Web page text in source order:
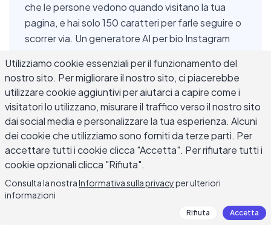
che le persone vedono quando visitano la tua
pagina, e hai solo 150 caratteri per farle seguire o
scorrer via. Un generatore AI per bio Instagram
critica. Invece di fissare una casella di testo vuota,
descrivi te stesso o il tuo marchio e l'IA redige più
opzioni di bio in pochi secondi. Che tu gestisca
una piccola attività, crei contenuti o sviluppi un
marchio personale, la bio giusta converte i
visitatori del profilo in follower fedeli. Questa
guida spiega esattamente come usare l'IA per
scrivere una bio del profilo che funziona davvero.
Utilizziamo cookie essenziali per il funzionamento del
nostro sito. Per migliorare il nostro sito, ci piacerebbe
utilizzare cookie aggiuntivi per aiutarci a capire come i
visitatori lo utilizzano, misurare il traffico verso il nostro sito
dai social media e personalizzare la tua esperienza. Alcuni
dei cookie che utilizziamo sono forniti da terze parti. Per
accettare tutti i cookie clicca "Accetta". Per rifiutare tutti i
cookie opzionali clicca "Rifiuta".
Consulta la nostraInformativa sulla privacyper ulteriori
informazioni
Rifiuta Accetta